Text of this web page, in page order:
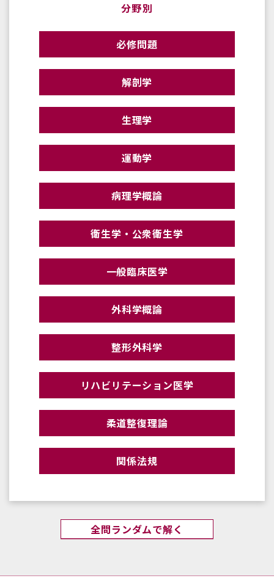
分野別
必修問題
解剖学
生理学
運動学
病理学概論
衛生学・公衆衛生学
一般臨床医学
外科学概論
整形外科学
リハビリテーション医学
柔道整復理論
関係法規
全問ランダムで解く